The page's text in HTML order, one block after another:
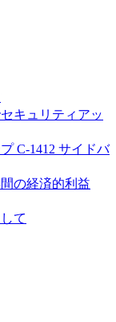
キュリティアッ
C-1412 サイドバ
の経済的利益
て